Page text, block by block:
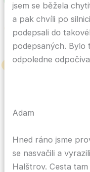
jsem se běžela
a pak chvíli po
podepsali do
podepsaných. Bylo
Adam
Hned ráno jsme
se nasvačili a
Halštrov. Cesta